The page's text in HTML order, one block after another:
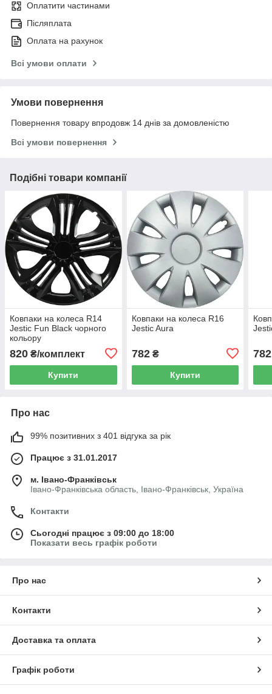
Оплатити частинами
Післяплата
Оплата на рахунок
Всі умови оплати
Умови повернення
Повернення товару впродовж 14 днів за домовленістю
Всі умови повернення
Подібні товари компанії
Ковпаки на колеса R14
Jestic Fun Black чорного
кольору
820 ₴/комплект
Купити
Ковпаки на колеса R16
Jestic Aura
782₴
Купити
782
Про нас
99% позитивних з 401 відгука за рік
Працює з 31.01.2017
м. Івано-Франківськ
Івано-Франківська область, Івано-Франківськ, Україна
Контакти
Сьогодні працює з 09:00 до 18:00
Показати весь графік роботи
Про нас
Контакти
Доставка та оплата
Графік роботи